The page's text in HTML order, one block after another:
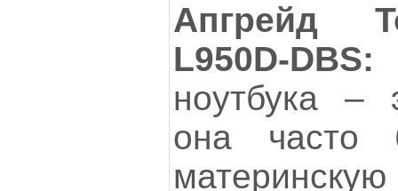
Апгрейд
L950D-DBS:
ноутбука –
она часто